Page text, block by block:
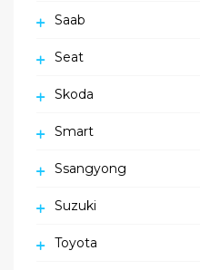
Saab
Seat
Skoda
Smart
Ssangyong
Suzuki
Toyota